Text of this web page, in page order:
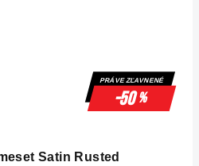
PRÁVE ZĽAVNENÉ
-50%
Satin Rusted